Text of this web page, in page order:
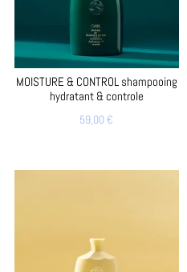
MOISTURE & CONTROL shampooing
hydratant & controle
59,00€